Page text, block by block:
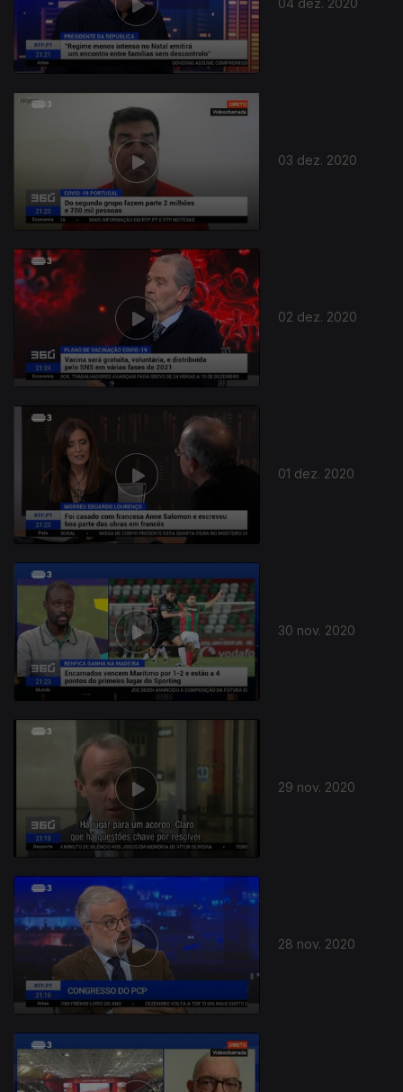
03 dez. 2020
02 dez. 2020
01 dez. 2020
30 nov. 2020
29 nov. 2020
28 nov. 2020
508837